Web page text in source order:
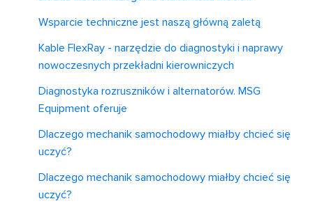
Wsparcie techniczne jest naszą główną zaletą
Kable FlexRay - narzędzie do diagnostyki i naprawy
nowoczesnych przekładni kierowniczych
Diagnostyka rozruszników i alternatorów. MSG
Equipment oferuje
Dlaczego mechanik samochodowy miałby chcieć się
uczyć?
Dlaczego mechanik samochodowy miałby chcieć się
uczyć?